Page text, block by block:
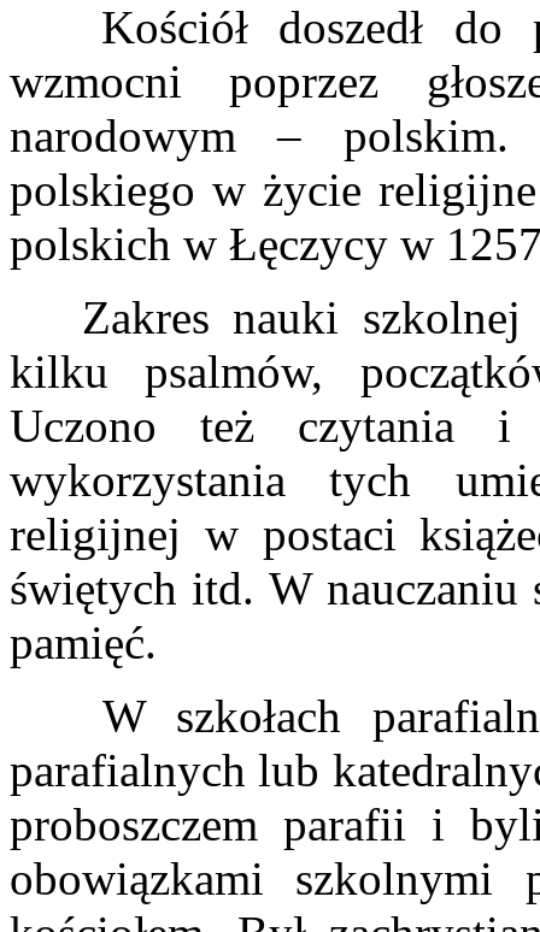
Kościół doszedł do
wzmocni poprzez
narodowym – polskim.
polskiego w życie
polskich w Łęczycy w
Zakres nauki szkolnej
kilku psalmów,
Uczono też czytania
wykorzystania tych
religijnej w postaci
świętych itd. W nauczaniu
pamięć.
W szkołach
parafialnych lub
proboszczem parafii i
obowiązkami